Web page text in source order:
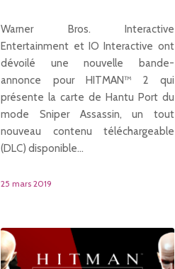
Warner Bros. Interactive
Entertainment et IO Interactive ont
dévoilé une nouvelle bande-
annonce pour HITMAN™ 2 qui
présente la carte de Hantu Port du
mode Sniper Assassin, un tout
nouveau contenu téléchargeable
(DLC) disponible…
25 mars 2019